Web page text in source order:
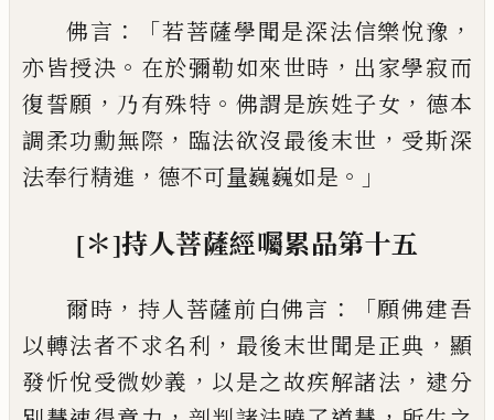
佛言 ：「若菩薩學聞是深法信樂悅豫 ，
亦皆授決 。 在於彌勒如來世時 ， 出家學寂而
復誓願 ， 乃有殊特 。 佛謂是族姓子女 ， 德本
調柔功勳無際 ， 臨法欲沒最後末世 ， 受斯深
法奉行精進 ， 德不可量巍巍如是 。」
[＊]持人菩薩經囑累品第十五
爾時 ， 持人菩薩前白佛言 ：「願佛建吾
以轉法者不求名利 ， 最後末世聞是正典 ， 顯
發忻悅受微妙義 ， 以是之故疾解諸法 ， 逮分